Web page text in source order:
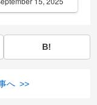
B!
へ >>